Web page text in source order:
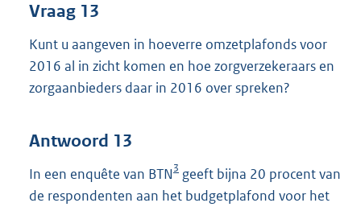
Vraag 13
Kunt u aangeven in hoeverre omzetplafonds voor
2016 al in zicht komen en hoe zorgverzekeraars en
zorgaanbieders daar in 2016 over spreken?
Antwoord 13
In een enquête van BTN3 geeft bijna 20 procent van
de respondenten aan het budgetplafond voor het